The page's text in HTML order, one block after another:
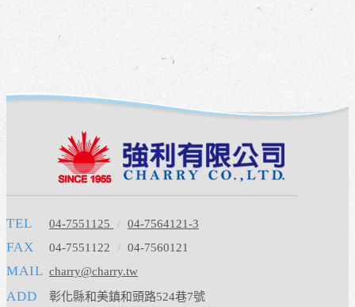
TEL 04-7551125 / 04-7564121-3
FAX 04-7551122 / 04-7560121
MAIL charry@charry.tw
ADD 彰化縣和美鎮和頭路524巷7號